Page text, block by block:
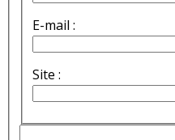
E-mail :
Site :